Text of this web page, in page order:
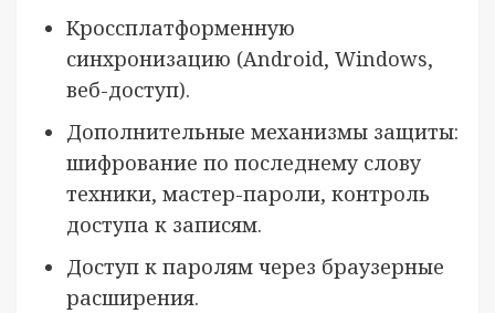
Кроссплатформенную
синхронизацию (Android, Windows,
веб-доступ).
Дополнительные механизмы защиты:
шифрование по последнему слову
техники, мастер-пароли, контроль
доступа к записям.
Доступ к паролям через браузерные
расширения.